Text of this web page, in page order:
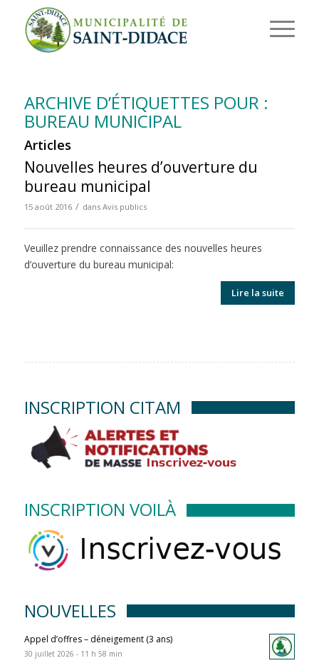
ARCHIVE D’ÉTIQUETTES POUR :
BUREAU MUNICIPAL
Articles
Nouvelles heures d’ouverture du
bureau municipal
15 août 2016 / dans Avis publics
Veuillez prendre connaissance des nouvelles heures
d’ouverture du bureau municipal:
Lire la suite
INSCRIPTION CITAM
INSCRIPTION VOILÀ
NOUVELLES
Appel d’offres – déneigement (3 ans)
30 juillet 2026 - 11 h 58 min